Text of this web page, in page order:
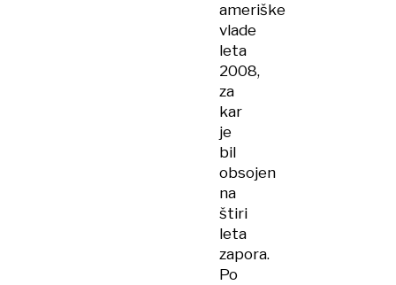
ameriške
vlade
leta
2008,
za
kar
je
bil
obsojen
na
štiri
leta
zapora.
Po